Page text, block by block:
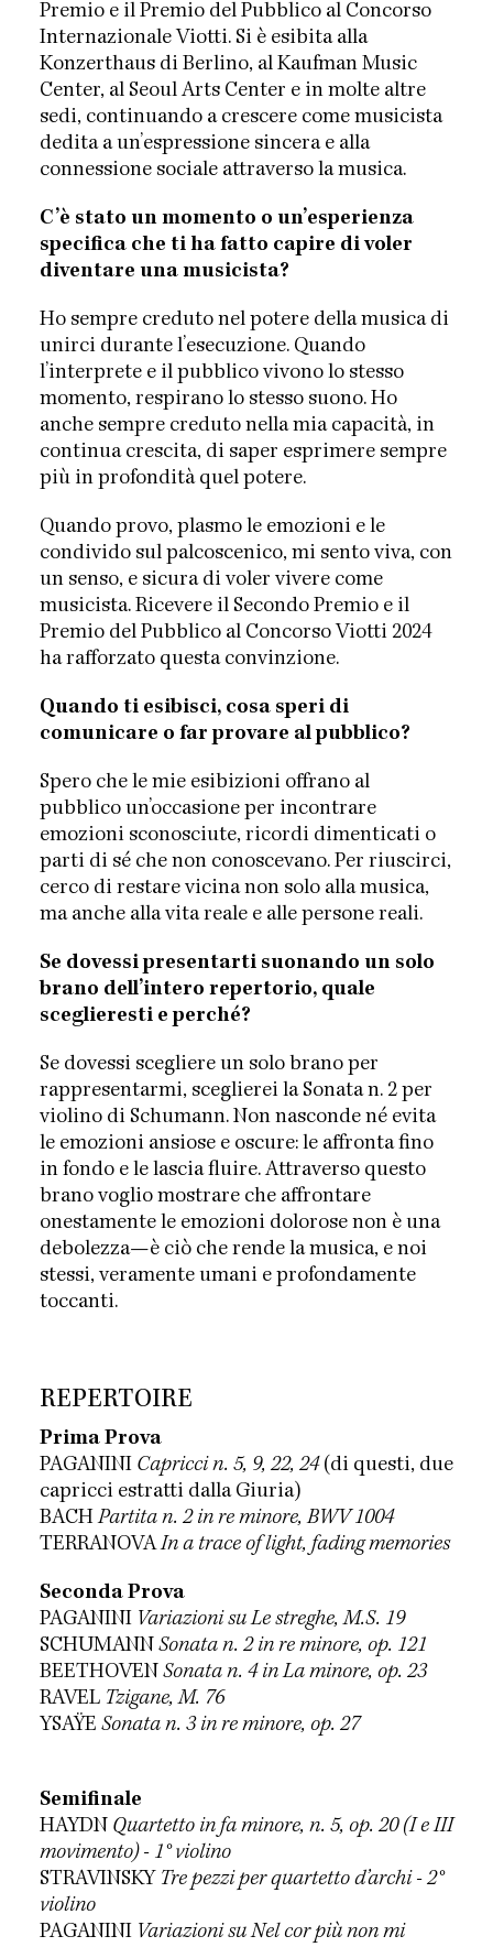
Premio e il Premio del Pubblico al Concorso
Internazionale Viotti. Si è esibita alla
Konzerthaus di Berlino, al Kaufman Music
Center, al Seoul Arts Center e in molte altre
sedi, continuando a crescere come musicista
dedita a un’espressione sincera e alla
connessione sociale attraverso la musica.
C’è stato un momento o un’esperienza
specifica che ti ha fatto capire di voler
diventare una musicista?
Ho sempre creduto nel potere della musica di
unirci durante l’esecuzione. Quando
l’interprete e il pubblico vivono lo stesso
momento, respirano lo stesso suono. Ho
anche sempre creduto nella mia capacità, in
continua crescita, di saper esprimere sempre
più in profondità quel potere.
Quando provo, plasmo le emozioni e le
condivido sul palcoscenico, mi sento viva, con
un senso, e sicura di voler vivere come
musicista. Ricevere il Secondo Premio e il
Premio del Pubblico al Concorso Viotti 2024
ha rafforzato questa convinzione.
Quando ti esibisci, cosa speri di
comunicare o far provare al pubblico?
Spero che le mie esibizioni offrano al
pubblico un’occasione per incontrare
emozioni sconosciute, ricordi dimenticati o
parti di sé che non conoscevano. Per riuscirci,
cerco di restare vicina non solo alla musica,
ma anche alla vita reale e alle persone reali.
Se dovessi presentarti suonando un solo
brano dell’intero repertorio, quale
sceglieresti e perché?
Se dovessi scegliere un solo brano per
rappresentarmi, sceglierei la Sonata n. 2 per
violino di Schumann. Non nasconde né evita
le emozioni ansiose e oscure: le affronta fino
in fondo e le lascia fluire. Attraverso questo
brano voglio mostrare che affrontare
onestamente le emozioni dolorose non è una
debolezza—è ciò che rende la musica, e noi
stessi, veramente umani e profondamente
toccanti.
REPERTOIRE
Prima Prova
PAGANINI Capricci n. 5, 9, 22, 24 (di questi, due
capricci estratti dalla Giuria)
BACHPartita n. 2 in re minore, BWV 1004
TERRANOVAIn a trace of light, fading memories
Seconda Prova
PAGANINI Variazioni su Le streghe, M.S. 19
SCHUMANN Sonata n. 2 in re minore, op. 121
BEETHOVEN Sonata n. 4 in La minore, op. 23
RAVEL Tzigane, M. 76
YSAŸE Sonata n. 3 in re minore, op. 27
Semifinale
HAYDN Quartetto in fa minore, n. 5, op. 20 (I e III
movimento) - 1° violino
STRAVINSKY Tre pezzi per quartetto d’archi - 2°
violino
PAGANINI Variazioni su Nel cor più non mi